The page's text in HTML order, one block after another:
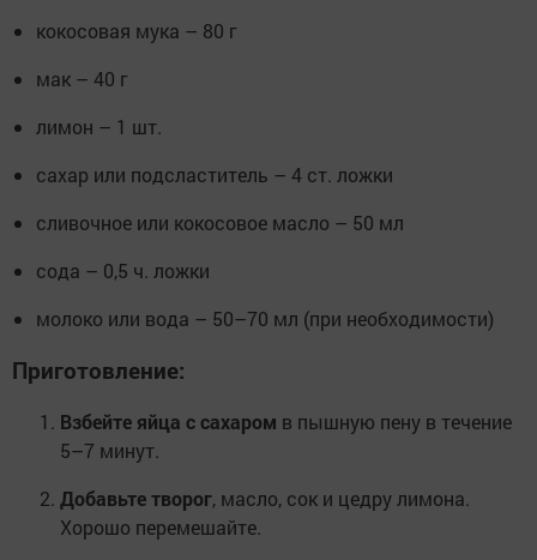
кокосовая мука – 80 г
мак – 40 г
лимон – 1 шт.
сахар или подсластитель – 4 ст. ложки
сливочное или кокосовое масло – 50 мл
сода – 0,5 ч. ложки
молоко или вода – 50–70 мл (при необходимости)
Приготовление:
Взбейте яйца с сахаром в пышную пену в течение
5–7 минут.
Добавьте творог, масло, сок и цедру лимона.
Хорошо перемешайте.